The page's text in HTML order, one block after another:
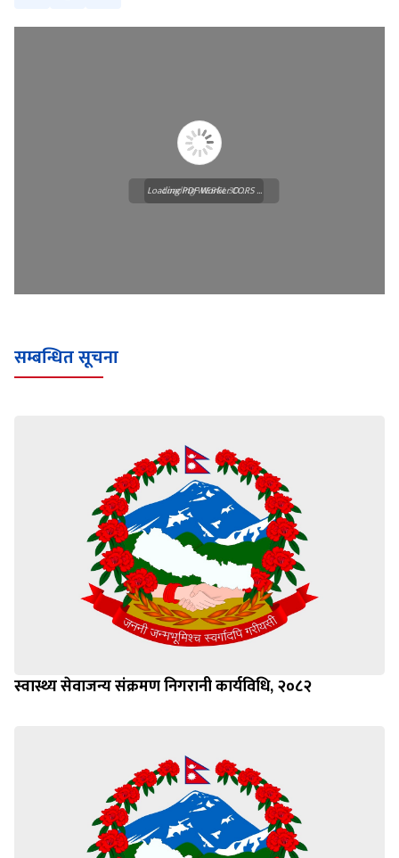
Loading WEBGL 3D ...
Loading PDF Worker CORS ...
सम्बन्धित सूचना
स्वास्थ्य सेवाजन्य संक्रमण निगरानी कार्यविधि, २०८२